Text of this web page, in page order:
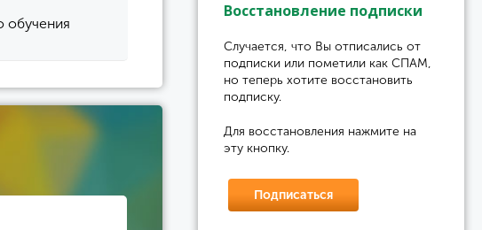
обучения
Восстановление подписки
Случается, что Вы отписались от
подписки или пометили как СПАМ,
но теперь хотите восстановить
подписку.
Для восстановления нажмите на
эту кнопку.
Подписаться